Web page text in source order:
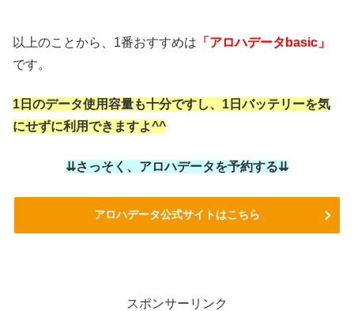
以上のことから、1番おすすめは 「アロハデータbasic」
です。
1日のデータ使用容量も十分ですし、1日バッテリーを気
にせずに利用できますよ^^
⇊さっそく、アロハデータを予約する⇊
アロハデータ公式サイトはこちら
スポンサーリンク